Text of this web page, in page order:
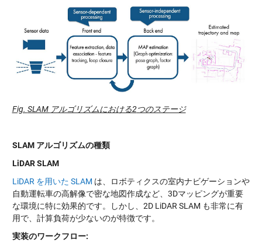
Fig. SLAM アルゴリズムにおける2つのステージ
SLAM アルゴリズムの種類
LiDAR SLAM
LiDAR を用いた SLAM は、ロボティクスの室内ナビゲーションや
自動運転車の高解像で密な地図作成など、3Dマッピングが重要
な環境に特に効果的です。しかし、2D LiDAR SLAM も非常に有
用で、計算負荷が少ないのが特徴です。
実装のワークフロー: